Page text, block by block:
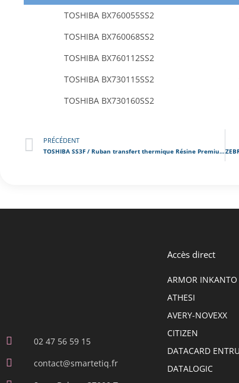
TOSHIBA BX760055SS2
TOSHIBA BX760068SS2
TOSHIBA BX760112SS2
TOSHIBA BX730115SS2
TOSHIBA BX730160SS2
PRÉCÉDENT
TOSHIBA SS3F / Ruban transfert thermique Résine Premium
02 47 56 59 15
contact@smartetiq.fr
Accès direct
ARMOR INKANTO
ATHESI
AVERY-NOVEXX
CITIZEN
DATACARD
DATALOGIC